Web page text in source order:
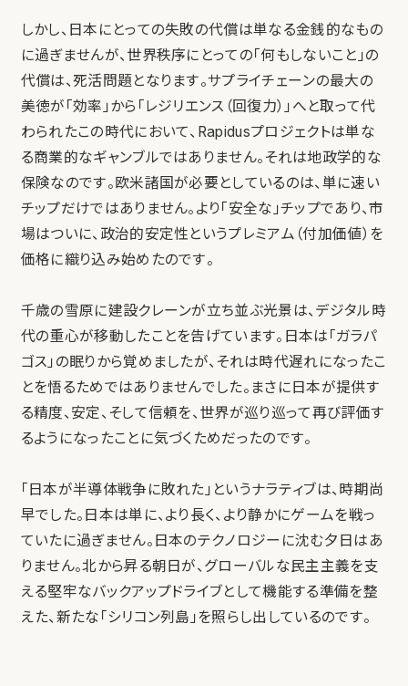
しかし、日本にとっての失敗の代償は単なる金銭的なもの
に過ぎませんが、世界秩序にとっての「何もしないこと」の
代償は、死活問題となります。サプライチェーンの最大の
美徳が「効率」から「レジリエンス（回復力）」へと取って代
わられたこの時代において、Rapidusプロジェクトは単な
る商業的なギャンブルではありません。それは地政学的な
保険なのです。欧米諸国が必要としているのは、単に速い
チップだけではありません。より「安全な」チップであり、市
場はついに、政治的安定性というプレミアム（付加価値）を
価格に織り込み始めたのです。
千歳の雪原に建設クレーンが立ち並ぶ光景は、デジタル時
代の重心が移動したことを告げています。日本は「ガラパ
ゴス」の眠りから覚めましたが、それは時代遅れになったこ
とを悟るためではありませんでした。まさに日本が提供す
る精度、安定、そして信頼を、世界が巡り巡って再び評価す
るようになったことに気づくためだったのです。
「日本が半導体戦争に敗れた」というナラティブは、時期尚
早でした。日本は単に、より長く、より静かにゲームを戦っ
ていたに過ぎません。日本のテクノロジーに沈む夕日はあ
りません。北から昇る朝日が、グローバルな民主主義を支
える堅牢なバックアップドライブとして機能する準備を整
えた、新たな「シリコン列島」を照らし出しているのです。